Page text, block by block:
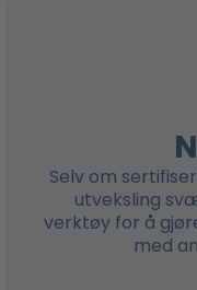
Selv om
utveksling
verktøy for å
med